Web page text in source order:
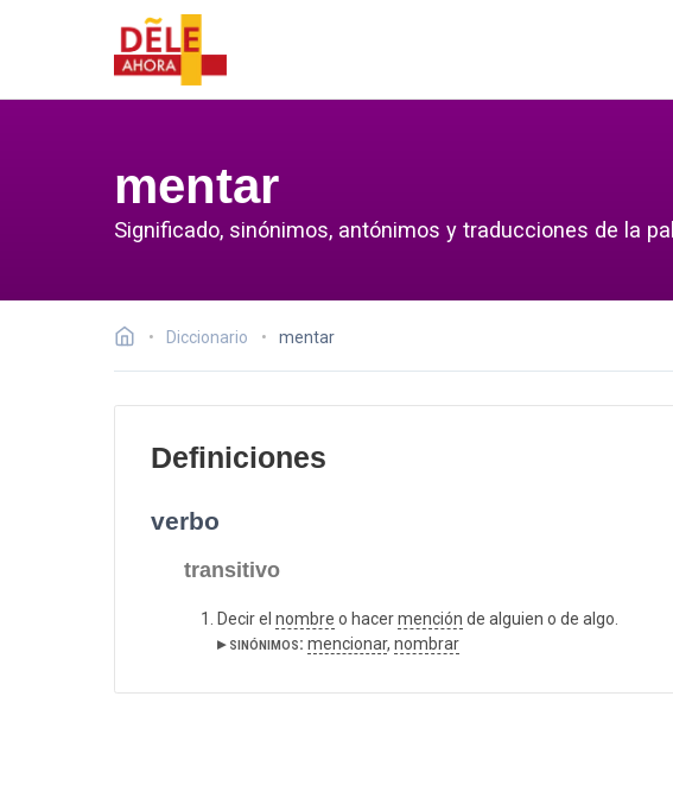
mentar
Significado, sinónimos, antónimos y traducciones de la
Diccionario mentar
Definiciones
verbo
transitivo
Decir el nombre o hacermención de alguien o de algo.
▸ sinónimos: mencionar, nombrar